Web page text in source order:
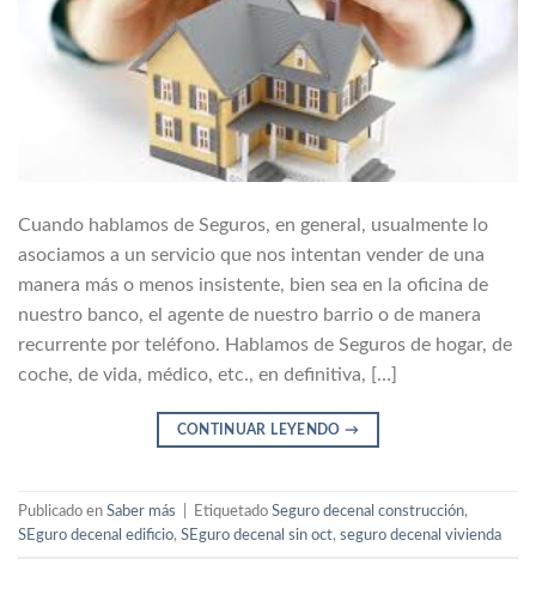
Cuando hablamos de Seguros, en general, usualmente lo
asociamos a un servicio que nos intentan vender de una
manera más o menos insistente, bien sea en la oficina de
nuestro banco, el agente de nuestro barrio o de manera
recurrente por teléfono. Hablamos de Seguros de hogar, de
coche, de vida, médico, etc., en definitiva, […]
CONTINUAR LEYENDO→
Publicado en Saber más Etiquetado Seguro decenal construcción,
SEguro decenal edificio, SEguro decenal sin oct, seguro decenal vivienda